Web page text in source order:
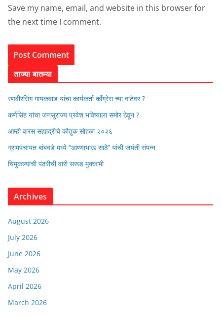
Save my name, email, and website in this browser for
the next time I comment.
ताज्या बातम्या
रणवीरसिंग गायकवाड यांचा कार्यकर्ता कॉंग्रेस च्या वाटेवर ?
कर्णसिंह यांचा जनसुराज्य प्रवेश भविष्याला समोर ठेवून ?
आम्ही वारस सह्याद्रीचे कौतुक सोहळा २०२६
ग्रामपंचायत बांबवडे मध्ये “आण्णाभाऊ साठे” यांची जयंती संपन्न
चिमुकल्यांची पंढरीची वारी सरूड मुक्कामी
Archives
August 2026
July 2026
June 2026
May 2026
April 2026
March 2026